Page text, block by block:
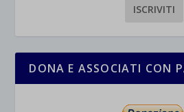
DONA E ASSOCIATI CON